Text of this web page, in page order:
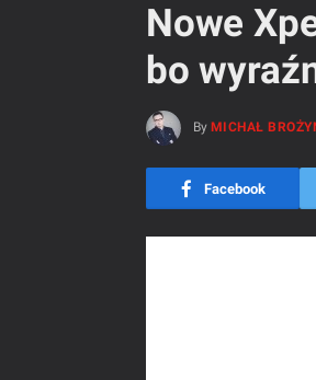
Nowe
bo
By MICHAŁ
Facebook